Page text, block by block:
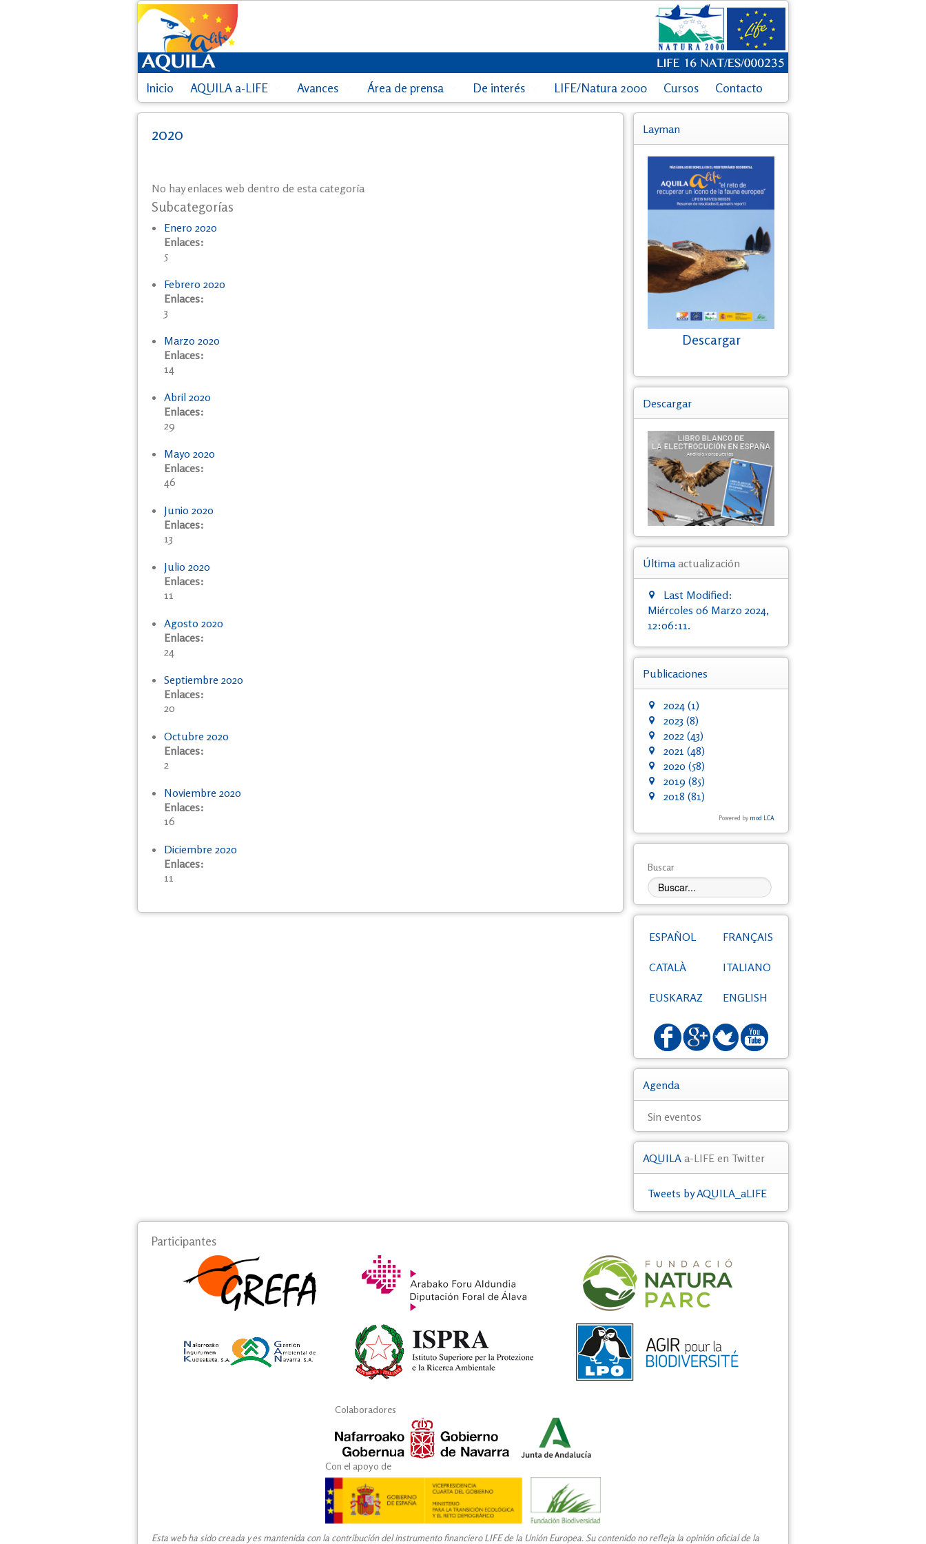
Inicio AQUILA a-LIFE Avances Área de prensa De interés LIFE/Natura 2000 Cursos Contacto
2020
No hay enlaces web dentro de esta categoría
Subcategorías
Enero 2020
Enlaces:
5
Febrero 2020
Enlaces:
3
Marzo 2020
Enlaces:
14
Abril 2020
Enlaces:
29
Mayo 2020
Enlaces:
46
Junio 2020
Enlaces:
13
Julio 2020
Enlaces:
11
Agosto 2020
Enlaces:
24
Septiembre 2020
Enlaces:
20
Octubre 2020
Enlaces:
2
Noviembre 2020
Enlaces:
16
Diciembre 2020
Enlaces:
11
Layman
Descargar
Descargar
Últimaactualización
Last Modified:
Miércoles 06 Marzo 2024,
12:06:11.
Publicaciones
2024 (1)
2023 (8)
2022 (43)
2021 (48)
2020 (58)
2019 (85)
2018 (81)
Powered by mod LCA
Buscar
ESPAÑOL
CATALÀ
EUSKARAZ
FRANÇAIS
ITALIANO
ENGLISH
Agenda
Sin eventos
AQUILA a-LIFE en Twitter
Tweets by AQUILA_aLIFE
Participantes
Colaboradores
Con el apoyo de
Esta web ha sido creada y es mantenida con la contribución del instrumento financiero LIFE de la Unión Europea. Su contenido no refleja la opinión oficial de la